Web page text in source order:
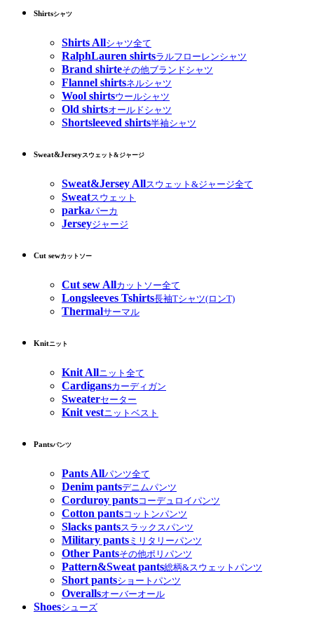
Shirtsシャツ
Shirts Allシャツ全て
RalphLauren shirtsラルフローレンシャツ
Brand shirteその他ブランドシャツ
Flannel shirtsネルシャツ
Wool shirtsウールシャツ
Old shirtsオールドシャツ
Shortsleeved shirts半袖シャツ
Sweat&Jerseyスウェット&ジャージ
Sweat&Jersey Allスウェット&ジャージ全て
Sweatスウェット
parkaパーカ
Jerseyジャージ
Cut sewカットソー
Cut sew Allカットソー全て
Longsleeves Tshirts長袖Tシャツ(ロンT)
Thermalサーマル
Knitニット
Knit Allニット全て
Cardigansカーディガン
Sweaterセーター
Knit vestニットベスト
Pantsパンツ
Pants Allパンツ全て
Denim pantsデニムパンツ
Corduroy pantsコーデュロイパンツ
Cotton pantsコットンパンツ
Slacks pantsスラックスパンツ
Military pants ミリタリーパンツ
Other Pantsその他ポリパンツ
Pattern&Sweat pants総柄&スウェットパンツ
Short pantsショートパンツ
Overallsオーバーオール
Shoesシューズ